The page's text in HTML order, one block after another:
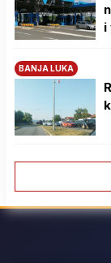
i
BANJA LUKA